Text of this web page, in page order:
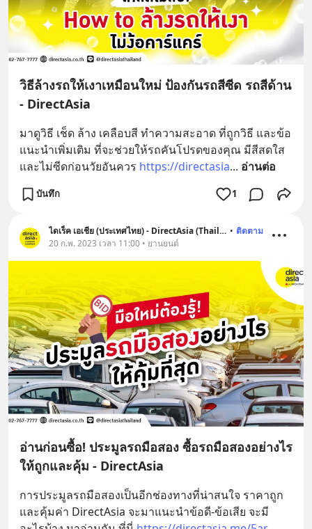
วิธีล้างรถให้เงาเหมือนใหม่ ป้องกันรถสีซีด รถสีด้าน
- DirectAsia
มาดูวิธี เช็ด ล้าง เคลือบสี ทำความสะอาด ที่ถูกวิธี และข้อ
แนะนำเพิ่มเติม ที่จะช่วยให้รถคันโปรดของคุณ มีสีสดใส
และไม่ซีดก่อนวัยอันควร https://directasia... อ่านต่อ
บันทึก 1
ไดเร็ค เอเชีย (ประเทศไทย) - DirectAsia (Thailand) • ติดตาม
20 ก.พ. 2023 เวลา 11:00 • ยานยนต์
อ่านก่อนซื้อ! ประมูลรถมือสอง ซื้อรถมือสองอย่างไร
ให้ถูกและคุ้ม - DirectAsia
การประมูลรถมือสองเป็นอีกช่องทางที่น่าสนใจ ราคาถูก
และคุ้มค่า DirectAsia จะมาแนะนำข้อดี-ข้อเสีย จะมี